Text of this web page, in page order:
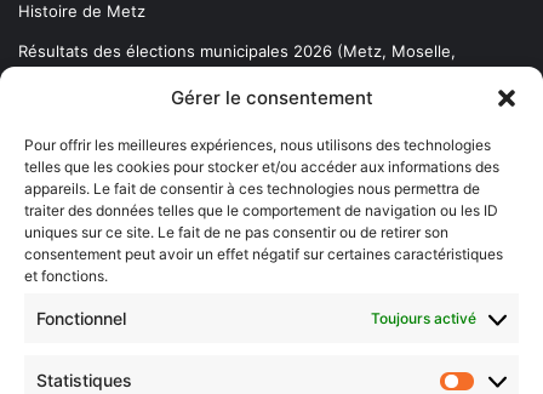
Gérer le consentement
Pour offrir les meilleures expériences, nous utilisons des technologies
telles que les cookies pour stocker et/ou accéder aux informations des
appareils. Le fait de consentir à ces technologies nous permettra de
traiter des données telles que le comportement de navigation ou les ID
uniques sur ce site. Le fait de ne pas consentir ou de retirer son
consentement peut avoir un effet négatif sur certaines caractéristiques
et fonctions.
Fonctionnel Toujours activé
Statistiques
Histoire de Metz
Résultats des élections municipales 2026 (Metz, Moselle,
Newsletter gratuite
Choisissez : matin, soir ou hebdo ?